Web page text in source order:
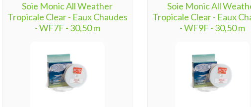
Soie Monic All Weather
Tropicale Clear - Eaux Chaudes
- WF7F - 30,50 m
Soie Monic All
Tropicale Clear - Eaux
- WF9F - 30,50 m